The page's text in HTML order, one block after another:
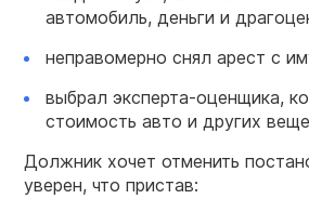
автомобиль, деньги и
неправомерно снял арест с
выбрал эксперта-оценщика,
стоимость авто и других
Должник хочет отменить
уверен, что пристав: